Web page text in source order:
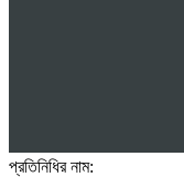
প্রতিনিধির নাম: